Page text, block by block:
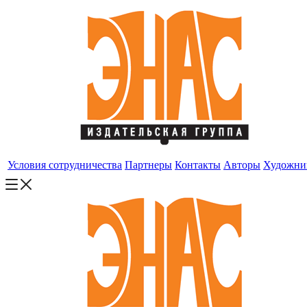
Условия сотрудничества Партнеры Контакты Авторы